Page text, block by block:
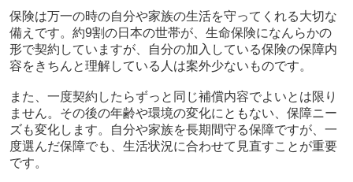
保険は万一の時の自分や家族の生活を守ってくれる大切な
備えです。約9割の日本の世帯が、生命保険になんらかの
形で契約していますが、自分の加入している保険の保障内
容をきちんと理解している人は案外少ないものです。
また、一度契約したらずっと同じ補償内容でよいとは限り
ません。その後の年齢や環境の変化にともない、保障ニー
ズも変化します。自分や家族を長期間守る保障ですが、一
度選んだ保障でも、生活状況に合わせて見直すことが重要
です。